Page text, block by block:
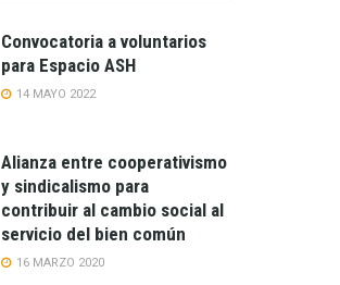
Convocatoria a voluntarios
para Espacio ASH
14 MAYO 2022
Alianza entre cooperativismo
y sindicalismo para
contribuir al cambio social al
servicio del bien común
16 MARZO 2020